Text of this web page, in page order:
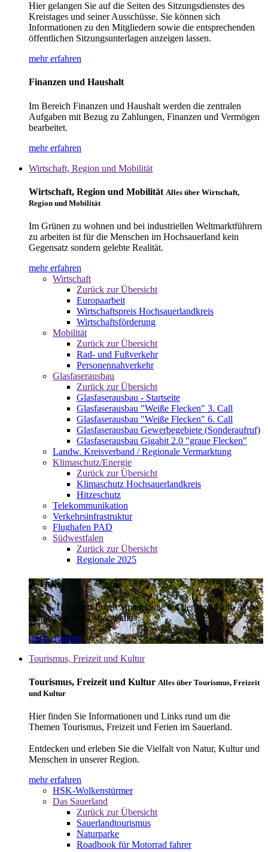
Hier gelangen Sie auf die Seiten des Sitzungsdienstes des
Kreistages und seiner Ausschüsse. Sie können sich
Informationen zu den Mitgliedern sowie die entsprechenden
öffentlichen Sitzungsunterlagen anzeigen lassen.
mehr erfahren
Finanzen und Haushalt
Im Bereich Finanzen und Haushalt werden die zentralen
Aufgaben mit Bezug zu Zahlungen, Finanzen und Vermögen
bearbeitet.
mehr erfahren
Wirtschaft, Region und Mobilität
Wirtschaft, Region und Mobilität Alles über Wirtschaft,
Region und Mobilität
Im Grünen zu wohnen und bei industriellen Weltmarktführern
zu arbeiten ist für die Menschen im Hochsauerland kein
Gegensatz sondern gelebte Realität.
mehr erfahren
Wirtschaft
Zurück zur Übersicht
Europaarbeit
Wirtschaftspreis Hochsauerlandkreis
Wirtschaftsförderung
Mobilität
Zurück zur Übersicht
Rad- und Fußverkehr
Personennahverkehr
Glasfaserausbau
Zurück zur Übersicht
Glasfaserausbau - Startseite
Glasfaserausbau "Weiße Flecken" 3. Call
Glasfaserausbau "Weiße Flecken" 6. Call
Glasfaserausbau Gewerbegebiete (Sonderaufruf)
Glasfaserausbau Gigabit 2.0 "graue Flecken"
Landw. Kreisverband / Regionale Vermarktung
Klimaschutz/Energie
Zurück zur Übersicht
Klimaschutz Hochsauerlandkreis
Hitzeschutz
Telekommunikation
Verkehrsinfrastruktur
Flughafen PAD
Südwestfalen
Zurück zur Übersicht
Regionale 2025
E-Ticket
Das E-Ticket auf Ihrem Smartphone mit der mobil info App -
einfach - schnell - bargeldlos
mehr erfahren
Tourismus, Freizeit und Kultur
Tourismus, Freizeit und Kultur Alles über Tourismus, Freizeit
und Kultur
Hier finden Sie Informationen und Links rund um die
Themen Tourismus, Freizeit und Ferien im Sauerland.
Entdecken und erleben Sie die Vielfalt von Natur, Kultur und
Menschen in unserer Region.
mehr erfahren
HSK-Wolkenstürmer
Das Sauerland
Zurück zur Übersicht
Sauerlandtourismus
Naturparke
Roadbook für Motorrad fahrer